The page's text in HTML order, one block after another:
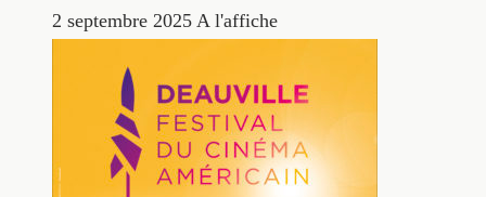
2 septembre 2025 A l'affiche